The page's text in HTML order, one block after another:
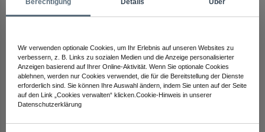
Arma Electronics
Schauen Sie sich andere Produkte an
Berechtigung Details Über
Wir verwenden optionale Cookies, um Ihr Erlebnis auf unseren Websites zu
verbessern, z. B. Links zu sozialen Medien und die Anzeige personalisierter
Anzeigen basierend auf Ihrer Online-Aktivität. Wenn Sie optionale Cookies
ablehnen, werden nur Cookies verwendet, die für die Bereitstellung der Dienste
erforderlich sind. Sie können Ihre Auswahl ändern, indem Sie unten auf der Seite
auf den Link „Cookies verwalten“ klicken.Cookie-Hinweis in unserer
Datenschutzerklärung